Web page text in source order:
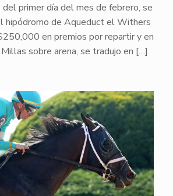
del primer día del mes de febrero, se
hipódromo de Aqueduct el Withers
en premios por repartir y en
sobre arena, se tradujo en […]